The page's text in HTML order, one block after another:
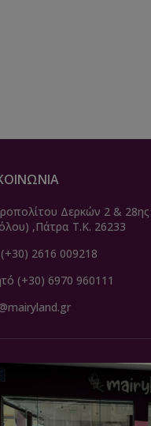
Δερκών 2 &
,Πάτρα Τ.Κ. 26233
2616 009218
(+30) 6970 960111